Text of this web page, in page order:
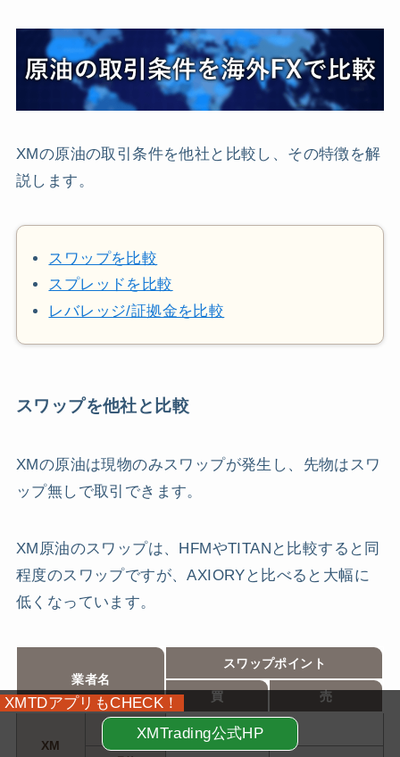
XMの原油の取引条件を他社と比較し、その特徴を解
説します。
スワップを比較
スプレッドを比較
レバレッジ/証拠金を比較
スワップを他社と比較
XMの原油は現物のみスワップが発生し、先物はスワ
ップ無しで取引できます。
XM原油のスワップは、HFMやTITANと比較すると同
程度のスワップですが、AXIORYと比べると大幅に
低くなっています。
業者名
スワップポイント
買 売
XM
先物 なし
XMTDアプリもCHECK！
XMTrading公式HP